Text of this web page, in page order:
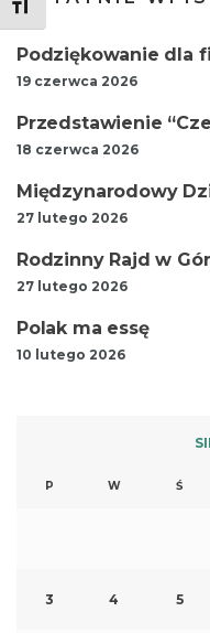
Toggle Font size
Podziękowanie dla
19 czerwca 2026
Przedstawienie
18 czerwca 2026
Międzynarodowy
27 lutego 2026
Rodzinny Rajd w
27 lutego 2026
Polak ma essę
10 lutego 2026
P W Ś
3 4 5